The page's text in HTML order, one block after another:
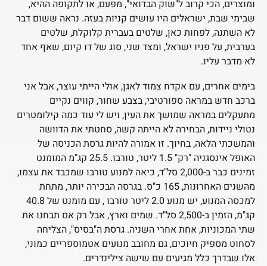
ומוצרים, הכי קרוב ל"שוק הבדואי", מפעם, או לתקופה ההיא,
שבימי שבת, ישראלים היו עושים קניות בעזה. נראה ששום דבר
לא השתנה, לפחות כאן, שלטים בעברית קלוקלת, שלטים
בערבית, על פניו ישראל, ומצד שני, סוג של דו קיום, שאף אחד
לא מדבר עליו.
בימים אחרים, עם אקדח צמוד לאגן, אולי הייתי עוצר, אבל אני
ברכב חדש במראה ספורטיבי, בצבע שחור, קווים נקיים
מתעקלים במראה שמושך את העין, ויש לי עוד כמה קילומטרים
נטולי ניידות, הבחירה לא הייתה קשה, סחטתי את הדוושה
והמשכתי הלאה, בחיוך. זו אמורה להיות גרסת הכניסה של
האופל אינסגניה "רק" 1.5 ליטר, טורבו. 25.5 קג"מ המומנט
זמינים כבר ב-2,000 סל"ד, כיאה למנוע טורבו שמכבד את עצמו,
מהשנים האחרונות, 165 כ"ס. בגרסה הבכירה יותר, מתחת
למכסה המנוע, יש מנוע 2.0 ליטר טורבו , עם מומנט של 40.8
קג"מ, הזמין ב-2,500 סל"ד. שמים וארץ, אבל רק אם תבחנו את
שתי המכוניות, אחת אחרי השניה. גרסת ה"בסיס", הצליחה
לסחוט מספיק חיוכים, גם מחובב מנועים אטמוספריים כמוני,
אלו שבדרך כלל מגיעים עם שישה צילינדרים.